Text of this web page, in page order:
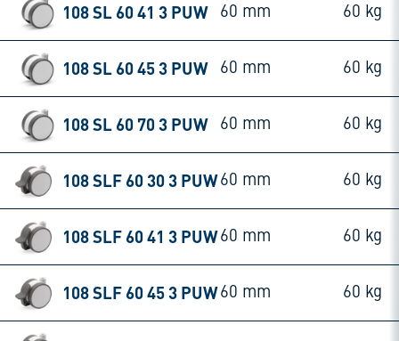
108 SL 60 41 3 PUW 60 mm 60 kg
108 SL 60 45 3 PUW 60 mm 60 kg
108 SL 60 70 3 PUW 60 mm 60 kg
108 SLF 60 30 3 PUW60 mm 60 kg
108 SLF 60 41 3 PUW60 mm 60 kg
108 SLF 60 45 3 PUW60 mm 60 kg